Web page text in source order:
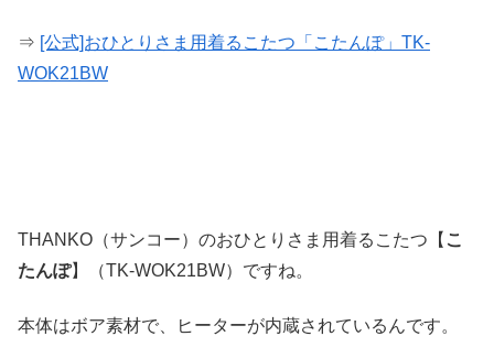
⇒ [公式]おひとりさま用着るこたつ「こたんぽ」TK-
WOK21BW
THANKO（サンコー）のおひとりさま用着るこたつ【 こ
たんぽ】（TK-WOK21BW）ですね。
本体はボア素材で、ヒーターが内蔵されているんです。